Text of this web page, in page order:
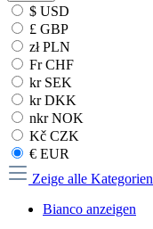
$ USD
£ GBP
zł PLN
Fr CHF
kr SEK
kr DKK
nkr NOK
Kč CZK
€ EUR
Zeige alle Kategorien
Bianco anzeigen